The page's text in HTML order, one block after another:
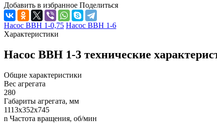
Добавить в избранное Поделиться
Насос ВВН 1-0,75 Насос ВВН 1-6
Характеристики
Насос ВВН 1-3 технические
Общие характеристики
Вес агрегата
280
Габариты агрегата, мм
1113х352х745
n Частота вращения, об/мин